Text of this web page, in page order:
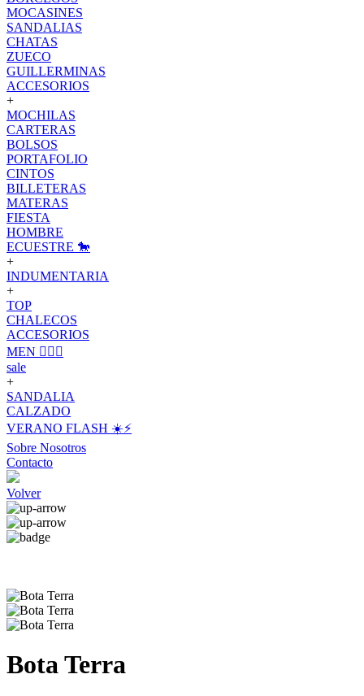
MOCASINES
SANDALIAS
CHATAS
ZUECO
GUILLERMINAS
ACCESORIOS
+
MOCHILAS
CARTERAS
BOLSOS
PORTAFOLIO
CINTOS
BILLETERAS
MATERAS
FIESTA
HOMBRE
ECUESTRE 🐎
+
INDUMENTARIA
+
TOP
CHALECOS
ACCESORIOS
MEN 🙋🏽‍♂️
sale
+
SANDALIA
CALZADO
VERANO FLASH ☀️⚡️
Sobre Nosotros
Contacto
Volver
Bota Terra